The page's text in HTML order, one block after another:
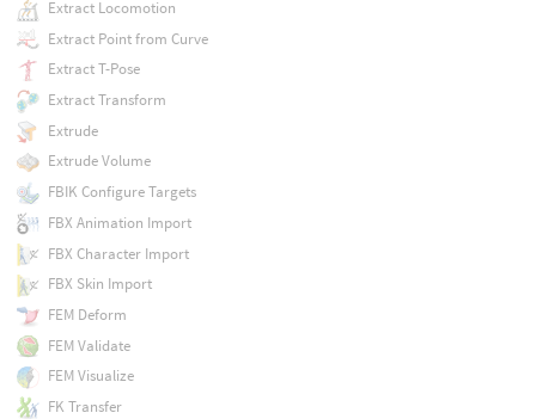
Extract Locomotion
Extract Point from Curve
Extract T-Pose
Extract Transform
Extrude
Extrude Volume
FBIK Configure Targets
FBX Animation Import
FBX Character Import
FBX Skin Import
FEM Deform
FEM Validate
FEM Visualize
FK Transfer